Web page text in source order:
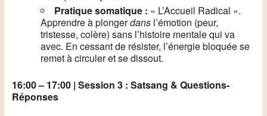
Pratique somatique : « L’Accueil Radical ».
Apprendre à plongerdansl’émotion (peur,
tristesse, colère) sans l’histoire mentale qui va
avec. En cessant de résister, l’énergie bloquée se
remet à circuler et se dissout.
16:00 – 17:00 | Session 3 : Satsang & Questions-
Réponses